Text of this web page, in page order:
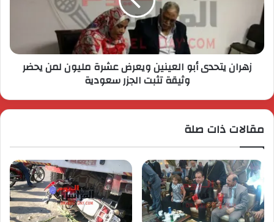
زهران يتحدى أبو العينين ويعرض عشرة مليون لمن يحضر
وثيقة تثبت الجزر سعودية
مقالات ذات صلة